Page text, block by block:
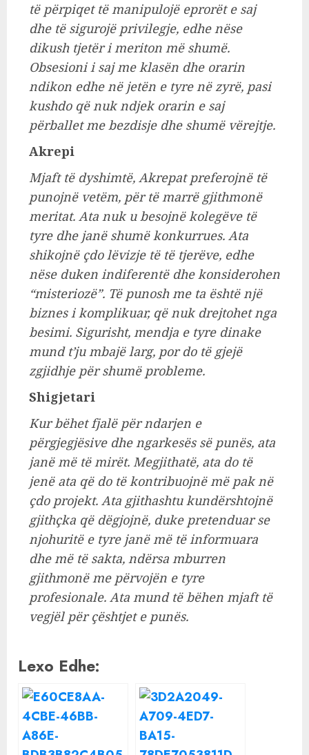
të përpiqet të manipulojë eprorët e saj
dhe të sigurojë privilegje, edhe nëse
dikush tjetër i meriton më shumë.
Obsesioni i saj me klasën dhe orarin
ndikon edhe në jetën e tyre në zyrë, pasi
kushdo që nuk ndjek orarin e saj
përballet me bezdisje dhe shumë vërejtje.
Akrepi
Mjaft të dyshimtë, Akrepat preferojnë të
punojnë vetëm, për të marrë gjithmonë
meritat. Ata nuk u besojnë kolegëve të
tyre dhe janë shumë konkurrues. Ata
shikojnë çdo lëvizje të të tjerëve, edhe
nëse duken indiferentë dhe konsiderohen
“misteriozë”. Të punosh me ta është një
biznes i komplikuar, që nuk drejtohet nga
besimi. Sigurisht, mendja e tyre dinake
mund t’ju mbajë larg, por do të gjejë
zgjidhje për shumë probleme.
Shigjetari
Kur bëhet fjalë për ndarjen e
përgjegjësive dhe ngarkesës së punës, ata
janë më të mirët. Megjithatë, ata do të
jenë ata që do të kontribuojnë më pak në
çdo projekt. Ata gjithashtu kundërshtojnë
gjithçka që dëgjojnë, duke pretenduar se
njohuritë e tyre janë më të informuara
dhe më të sakta, ndërsa mburren
gjithmonë me përvojën e tyre
profesionale. Ata mund të bëhen mjaft të
vegjël për çështjet e punës.
Lexo Edhe: